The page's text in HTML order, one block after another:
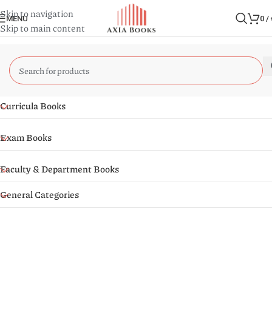
Skip to navigation
Skip to main content
MENU 0 /
Curricula Books
Exam Books
Faculty & Department Books
General Categories